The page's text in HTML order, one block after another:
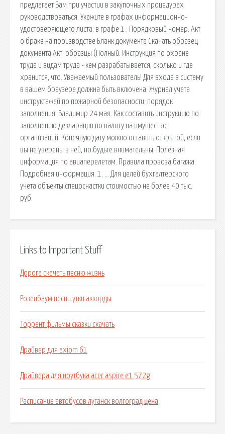
предлагает Вам при участии в закупочных процедурах
руководствоваться. Укажите в графах информационно-
удостоверяющего листа: в графе 1 : Порядковый номер. Акт
о браке на производстве Бланк документа Скачать образец
документа Акт: образцы (Полный. Инструкция по охране
труда и видам труда - кем разрабатывается, сколько и где
хранится, что. Уважаемый пользователь! Для входа в систему
в вашем браузере должна быть включена. Журнал учета
инструктажей по пожарной безопасности: порядок
заполнения. Владимир 24 мая. Как составить инструкцию по
заполнению декларации по налогу на имущество
организаций. Конечную дату можно оставить открытой, если
вы не уверены в ней, но будьте внимательны. Полезная
информация по авиаперелетам. Правила провоза багажа.
Подробная информация. 1. … Для целей бухгалтерского
учета объекты спецоснастки стоимостью не более 40 тыс.
руб.
Links to Important Stuff
Дорога скачать песню жизнь
Розенбаум песни утки аккорды
Торрент фильмы сказки скачать
Драйвер для axiom 61
Драйвера для ноутбука acer aspire e1 572g
Расписание автобусов луганск волгоград цена